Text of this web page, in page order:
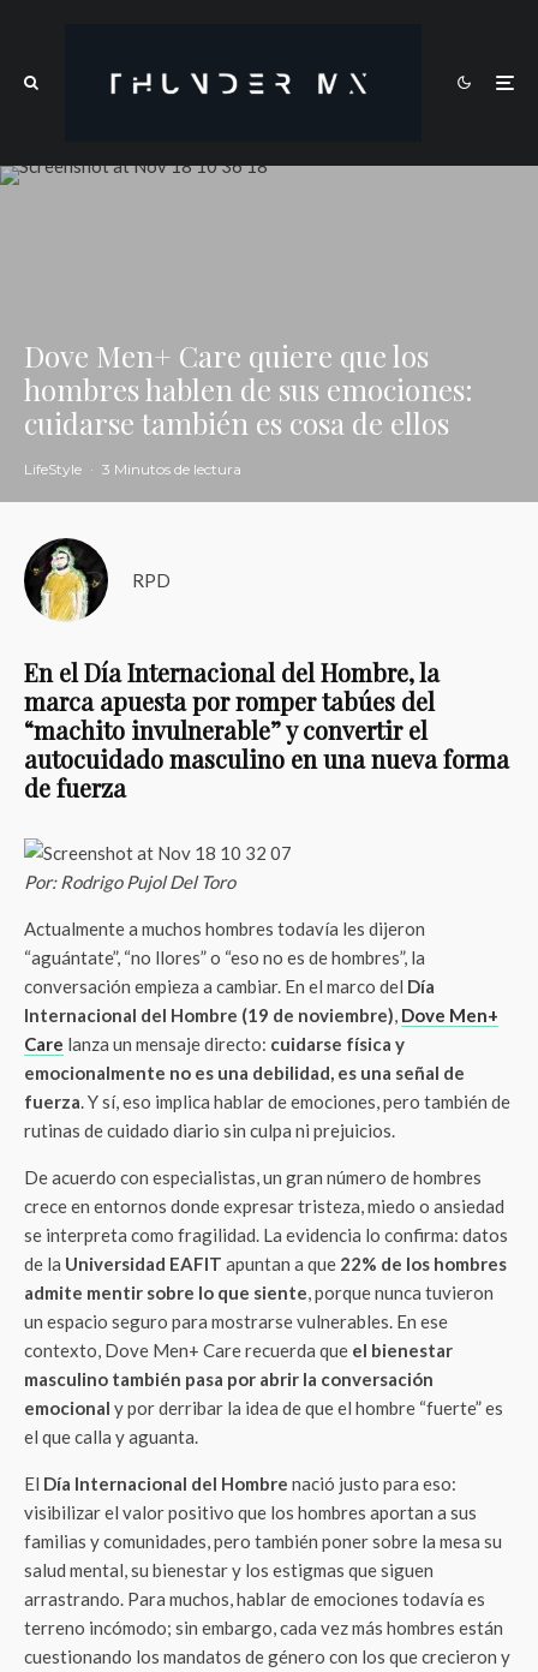
Dove Men+ Care quiere que los
hombres hablen de sus emociones:
cuidarse también es cosa de ellos
LifeStyle · 3 Minutos de lectura
RPD
En el Día Internacional del Hombre, la
marca apuesta por romper tabúes del
“machito invulnerable” y convertir el
autocuidado masculino en una nueva forma
de fuerza
Por: Rodrigo Pujol Del Toro
Actualmente a muchos hombres todavía les dijeron
“aguántate”, “no llores” o “eso no es de hombres”, la
conversación empieza a cambiar. En el marco del Día
Internacional del Hombre (19 de noviembre), Dove Men+
Care lanza un mensaje directo: cuidarse física y
emocionalmente no es una debilidad, es una señal de
fuerza. Y sí, eso implica hablar de emociones, pero también de
rutinas de cuidado diario sin culpa ni prejuicios.
De acuerdo con especialistas, un gran número de hombres
crece en entornos donde expresar tristeza, miedo o ansiedad
se interpreta como fragilidad. La evidencia lo confirma: datos
de la Universidad EAFIT apuntan a que 22% de los hombres
admite mentir sobre lo que siente, porque nunca tuvieron
un espacio seguro para mostrarse vulnerables. En ese
contexto, Dove Men+ Care recuerda que el bienestar
masculino también pasa por abrir la conversación
emocional y por derribar la idea de que el hombre “fuerte” es
el que calla y aguanta.
El Día Internacional del Hombre nació justo para eso:
visibilizar el valor positivo que los hombres aportan a sus
familias y comunidades, pero también poner sobre la mesa su
salud mental, su bienestar y los estigmas que siguen
arrastrando. Para muchos, hablar de emociones todavía es
terreno incómodo; sin embargo, cada vez más hombres están
cuestionando los mandatos de género con los que crecieron y